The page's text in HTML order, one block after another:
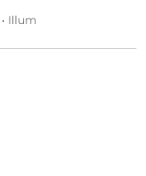
Illum